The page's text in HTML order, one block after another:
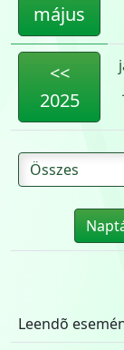
május
<<
2025
Leendõ